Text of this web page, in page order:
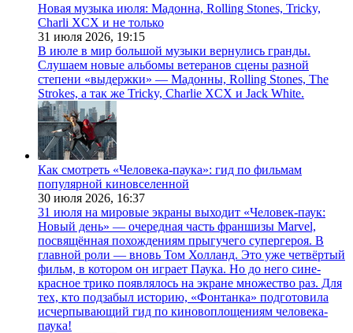
Новая музыка июля: Мадонна, Rolling Stones, Tricky,
Charli XCX и не только
31 июля 2026, 19:15
В июле в мир большой музыки вернулись гранды.
Слушаем новые альбомы ветеранов сцены разной
степени «выдержки» — Мадонны, Rolling Stones, The
Strokes, а так же Tricky, Charlie XCX и Jack White.
Как смотреть «Человека-паука»: гид по фильмам
популярной киновселенной
30 июля 2026, 16:37
31 июля на мировые экраны выходит «Человек-паук:
Новый день» — очередная часть франшизы Marvel,
посвящённая похождениям прыгучего супергероя. В
главной роли — вновь Том Холланд. Это уже четвёртый
фильм, в котором он играет Паука. Но до него сине-
красное трико появлялось на экране множество раз. Для
тех, кто подзабыл историю, «Фонтанка» подготовила
исчерпывающий гид по киновоплощениям человека-
паука!